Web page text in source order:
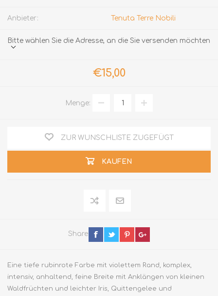
Anbieter: Tenuta Terre Nobili
Bitte wählen Sie die Adresse, an die Sie versenden möchten
€15,00
Menge:
ZUR WUNSCHLISTE ZUGEFÜGT
KAUFEN
Share
Eine tiefe rubinrote Farbe mit violettem Rand, komplex,
intensiv, anhaltend, feine Breite mit Anklängen von kleinen
Waldfrüchten und leichter Iris, Quittengelee und